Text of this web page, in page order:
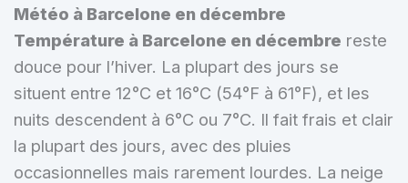
Météo à Barcelone en décembre
Température à Barcelone en décembre reste
douce pour l’hiver. La plupart des jours se
situent entre 12°C et 16°C (54°F à 61°F), et les
nuits descendent à 6°C ou 7°C. Il fait frais et clair
la plupart des jours, avec des pluies
occasionnelles mais rarement lourdes. La neige